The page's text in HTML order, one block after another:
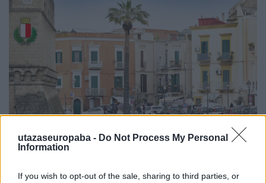
utazaseuropaba - Do Not Process My Personal
Information
If you wish to opt-out of the sale, sharing to third parties, or
Az eredeti Mikulás® városa